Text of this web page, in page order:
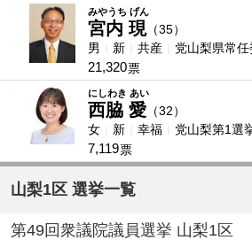
みやうち げん
宮内 現 （35）
男
新 共産 党山梨県常任
21,320票
にしわき あい
西脇 愛 （32）
女
新 幸福 党山梨第1選
7,119票
山梨1区 選挙一覧
第49回衆議院議員選挙 山梨1区